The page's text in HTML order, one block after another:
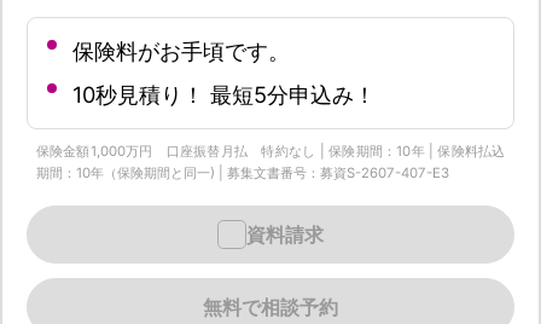
保険料がお手頃です。
10秒見積り！ 最短5分申込み！
保険金額1,000万円 口座振替月払 特約なし | 保険期間：10年 | 保険料払込
期間：10年（保険期間と同一) | 募集文書番号：募資S-2607-407-E3
無料で相談予約
資料請求